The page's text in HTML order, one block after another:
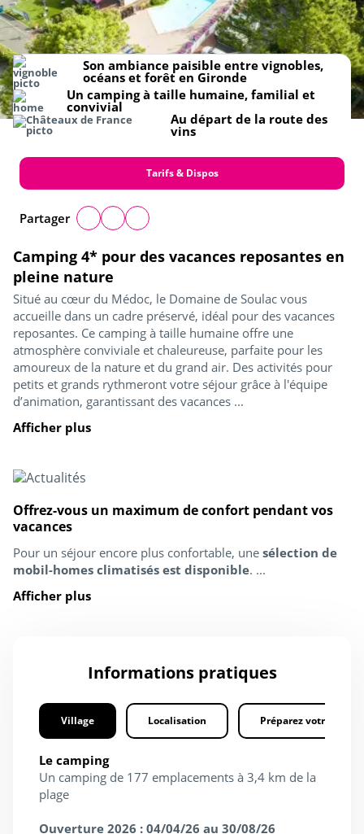
Camping 4* pour des vacances reposantes en
pleine nature
Situé au cœur du Médoc, le Domaine de Soulac vous
accueille dans un cadre préservé, idéal pour des vacances
reposantes. Ce camping à taille humaine offre une
atmosphère conviviale et chaleureuse, parfaite pour les
amoureux de la nature et du grand air. Des activités pour
petits et grands rythmeront votre séjour grâce à l'équipe
d’animation, garantissant des vacances ...
Afficher plus
Son ambiance paisible entre vignobles,
océans et forêt en Gironde
Un camping à taille humaine, familial et
convivial
Au départ de la route des
vins
Tarifs & Dispos
Partager
Offrez-vous un maximum de confort pendant vos
vacances
Pour un séjour encore plus confortable, une sélection de
mobil-homes climatisés est disponible. ...
Afficher plus
Informations pratiques
Village Localisation Préparez votre séjour
Le camping
Un camping de 177 emplacements à 3,4 km de la
plage
Ouverture 2026 : 04/04/26 au 30/08/26